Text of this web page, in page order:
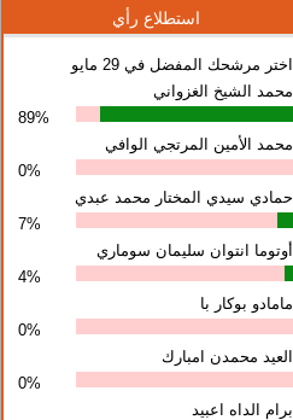
استطلاع رأي
اختر مرشحك المفضل في 29 مايو
محمد الشيخ الغزواني
89%
محمد الأمين المرتجي الوافي
0%
حمادي سيدي المختار محمد عبدي
7%
أوتوما انتوان سلیمان سوماري
4%
مامادو بوكار با
0%
العيد محمدن امبارك
0%
برام الداه اعبيد